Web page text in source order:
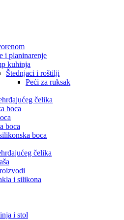
i planinarenje
kuhinja
Štednjaci i roštilji
Peći za ruksak
čelika
boca
boca
boca
čelika
i silikona
i stol